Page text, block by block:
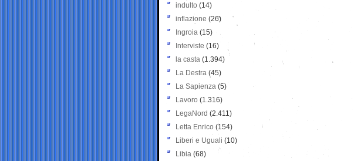
indulto (14)
inflazione (26)
Ingroia (15)
Interviste (16)
la casta (1.394)
La Destra (45)
La Sapienza (5)
Lavoro (1.316)
LegaNord (2.411)
Letta Enrico (154)
Liberi e Uguali (10)
Libia (68)